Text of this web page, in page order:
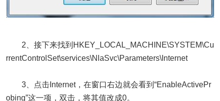
2、接下来找到HKEY_LOCAL_MACHINE\SYSTEM\Cu
rrentControlSet\services\NlaSvc\Parameters\Internet
3、点击Internet，在窗口右边就会看到“EnableActivePr
obing”这一项，双击，将其值改成0。